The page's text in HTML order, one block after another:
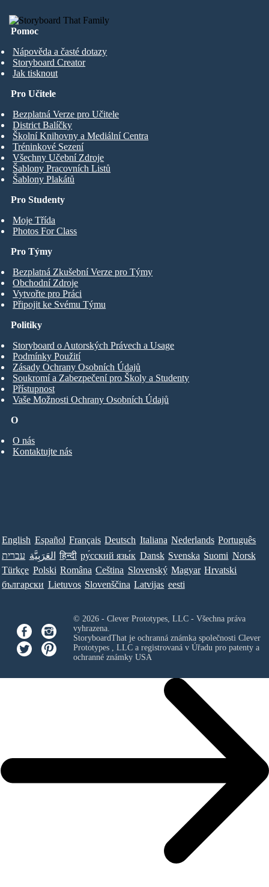
Pomoc
Nápověda a časté dotazy
Storyboard Creator
Jak tisknout
Pro Studenty
Moje Třída
Photos For Class
Pro Učitele
Bezplatná Verze pro Učitele
District Balíčky
Školní Knihovny a Mediální Centra
Tréninkové Sezení
Všechny Učební Zdroje
Šablony Pracovních Listů
Šablony Plakátů
Pro Týmy
Bezplatná Zkušební Verze pro Týmy
Obchodní Zdroje
Vytvořte pro Práci
Připojit ke Svému Týmu
O
O nás
Kontaktujte nás
Politiky
Storyboard o Autorských Právech a Usage
Podmínky Použití
Zásady Ochrany Osobních Údajů
Soukromí a Zabezpečení pro Školy a Studenty
Přístupnost
Vaše Možnosti Ochrany Osobních Údajů
English Español Français Deutsch Italiana Nederlands Português
עברית العَرَبِيَّة हिन्दी ру́сский язы́к Dansk Svenska Suomi Norsk
Türkçe Polski Româna Ceština Slovenský Magyar Hrvatski
български Lietuvos Slovenščina Latvijas eesti
© 2026 - Clever Prototypes, LLC - Všechna práva
vyhrazena.
StoryboardThat je ochranná známka společnosti Clever
Prototypes , LLCa registrovaná v Úřadu pro patenty a
ochranné známky USA